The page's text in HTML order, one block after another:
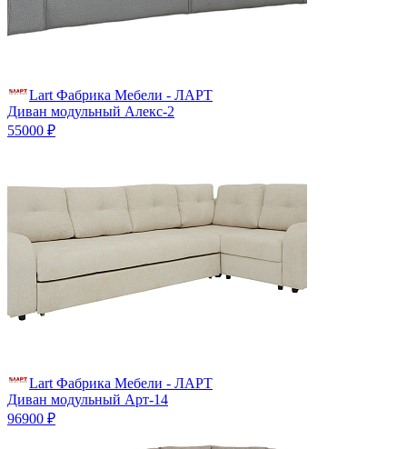
Lart Фабрика Мебели - ЛАРТ
Диван модульный Алекс-2
55000 ₽
Lart Фабрика Мебели - ЛАРТ
Диван модульный Арт-14
96900 ₽